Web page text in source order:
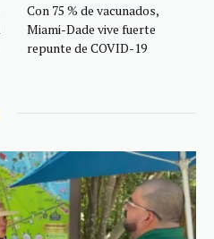
Con 75 % de vacunados,
Miami-Dade vive fuerte
repunte de COVID-19